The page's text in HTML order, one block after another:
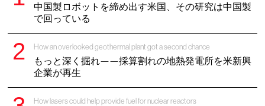
中国製ロボットを締め出す米国、その研究は中国製
で回っている
How an overlooked geothermal plant got a second chance
もっと深く掘れ——採算割れの地熱発電所を米新興
企業が再生
How lasers could help provide fuel for nuclear reactors